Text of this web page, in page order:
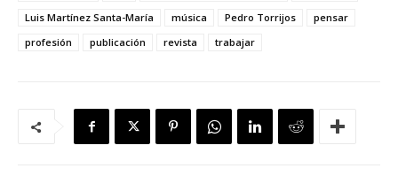
Luis Martínez Santa-María
música Pedro Torrijos
pensar
profesión
publicación revista trabajar